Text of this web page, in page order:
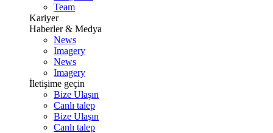
Team
Kariyer
Haberler & Medya
News
Imagery
News
Imagery
İletişime geçin
Bize Ulaşın
Canlı talep
Bize Ulaşın
Canlı talep